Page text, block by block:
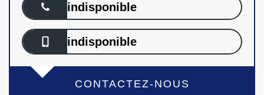
indisponible
indisponible
CONTACTEZ-NOUS